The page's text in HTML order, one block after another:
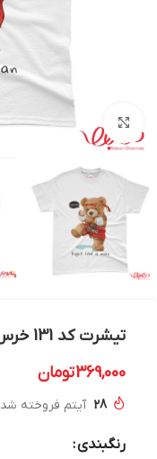
بزرگنمایی تصویر
تیشرت کد 131 خرس تدی FIGHT LIKE A MAN
369,000تومان
28 آیتم فروخته
رنگبندی